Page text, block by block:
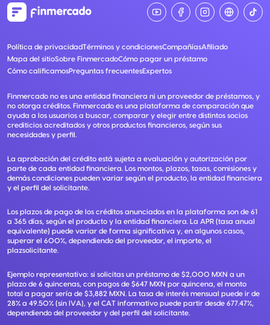
Política de privacidadTérminos y condicionesCompañíasAfiliado
Mapa del sitioSobre FinmercadoCómo pagar un préstamo
Cómo calificamosPreguntas frecuentesExpertos
Finmercado no es una entidad financiera ni un proveedor de préstamos, y
no otorga créditos. Finmercado es una plataforma de comparación que
ayuda a los usuarios a buscar, comparar y elegir entre distintos socios
crediticios acreditados y otros productos financieros, según sus
necesidades y perfil.
La aprobación del crédito está sujeta a evaluación y autorización por
parte de cada entidad financiera. Los montos, plazos, tasas, comisiones y
demás condiciones pueden variar según el producto, la entidad financiera
y el perfil del solicitante.
Los plazos de pago de los créditos anunciados en la plataforma son de 61
a 365 días, según el producto y la entidad financiera. La APR (tasa anual
equivalente) puede variar de forma significativa y, en algunos casos,
superar el 600%, dependiendo del proveedor, el importe, el
plazsolicitante.
Ejemplo representativo: si solicitas un préstamo de $2,000 MXN a un
plazo de 6 quincenas, con pagos de $647 MXN por quincena, el monto
total a pagar sería de $3,882 MXN. La tasa de interés mensual puede ir de
28% a 49.50% (sin IVA), y el CAT informativo puede partir desde 677.47%,
dependiendo del proveedor y del perfil del solicitante.